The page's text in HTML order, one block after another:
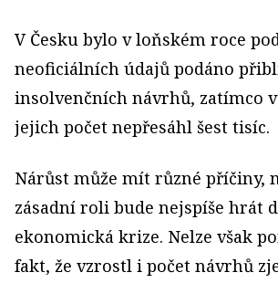
V Česku bylo v loňském roce
neoficiálních údajů podáno
insolvenčních návrhů, zatímco v
jejich počet nepřesáhl šest tisíc.
Nárůst může mít různé příčiny,
zásadní roli bude nejspíše hrát
ekonomická krize. Nelze však
fakt, že vzrostl i počet návrhů